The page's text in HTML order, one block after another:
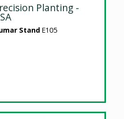
Planting -
Stand E105